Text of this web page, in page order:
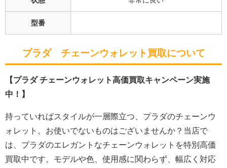
型番
プラダ チェーンウォレット 買取について
【プラダ チェーンウォレット高価買取キャンペーン実施
中！】
持っていればスタイルが一層際立つ、プラダのチェーンウ
ォレット。お使いでないものはございませんか？当店で
は、プラダのエレガントなチェーンウォレットを特別高価
買取中です。モデルや色、使用感に関わらず、幅広く対応